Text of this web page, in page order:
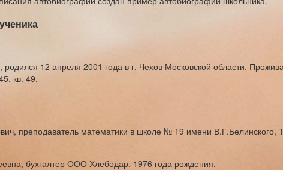
12 апреля 2001 года в г. Чехов Московской области.
кв. 49.
преподаватель математики в школе № 19 имени В.Г.Белинского,
бухгалтер ООО Хлебодар, 1976 года рождения.